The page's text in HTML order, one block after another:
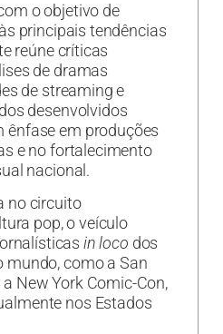
o objetivo de
principais tendências
reúne críticas
de dramas
de streaming e
desenvolvidos
em produções
e no fortalecimento
nacional.
no circuito
pop, o veículo
in loco dos
mundo, como a San
New York Comic-Con,
nos Estados